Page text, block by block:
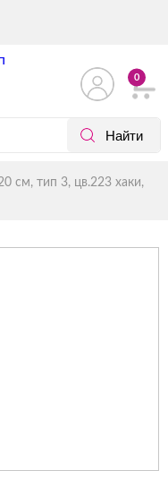
0
см, тип 3, цв.223 хаки,